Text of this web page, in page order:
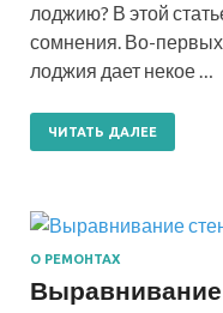
лоджию? В этой
сомнения. Во-
лоджия дает некое …
ЧИТАТЬ ДАЛЕЕ
О РЕМОНТАХ
Выравнивание